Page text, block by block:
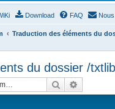
Download FAQ
Traduction des éléments du
du dossier /
Rechercher